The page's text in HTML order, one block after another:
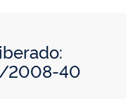
2008-40